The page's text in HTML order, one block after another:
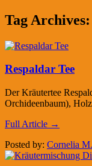
Tag Archives:
Respaldar Tee
Der Kräutertee
Orchideenbaum),
Full Article →
Posted by: Cornelia